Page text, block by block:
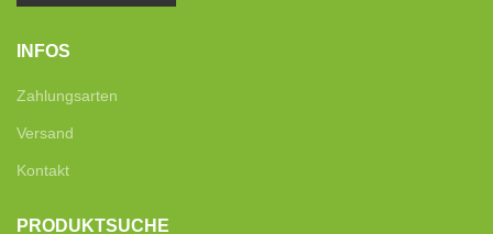
INFOS
Zahlungsarten
Versand
Kontakt
PRODUKTSUCHE